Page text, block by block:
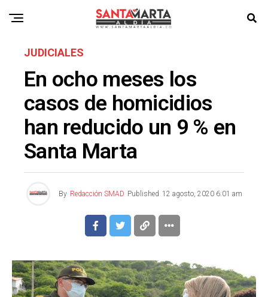
JUDICIALES
En ocho meses los
casos de homicidios
han reducido un 9 % en
Santa Marta
By Redacción SMAD Published 12 agosto, 2020 6:01 am